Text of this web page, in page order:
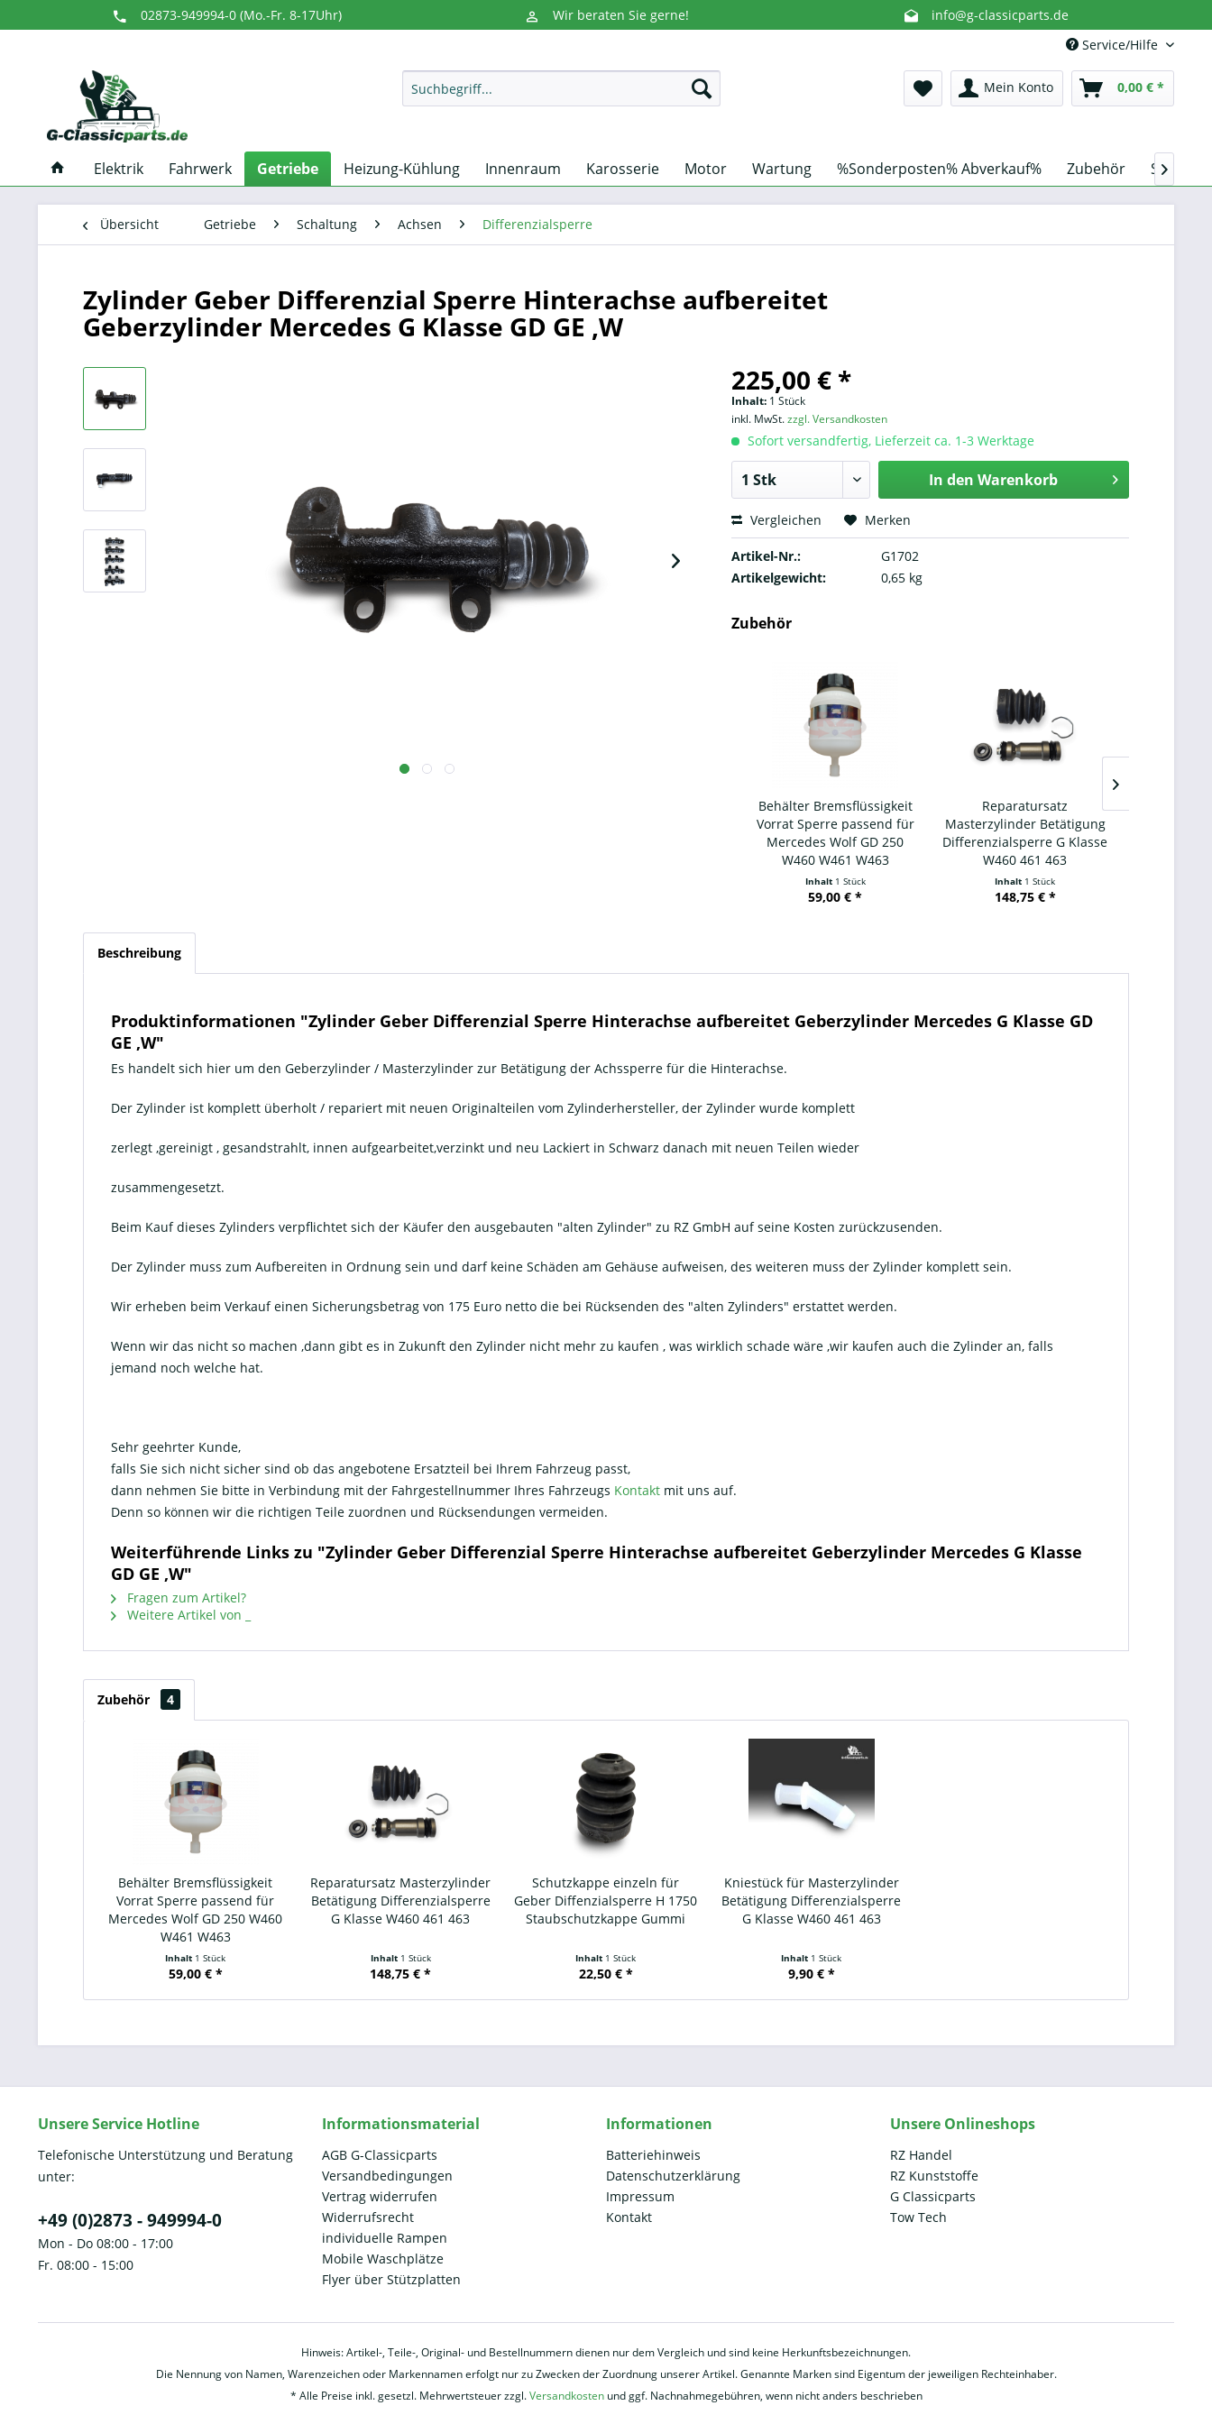
02873-949994-0 (Mo.-Fr. 8-17Uhr) Wir beraten Sie gerne!
info@g-classicparts.de
Service/Hilfe
Mein Konto 0,00 € *
Elektrik Fahrwerk Getriebe Heizung-Kühlung Innenraum Karosserie Motor Wartung %Sonderposten% Abverkauf% Zubehör 
Übersicht Getriebe Schaltung Achsen Differenzialsperre
Zylinder Geber Differenzial Sperre Hinterachse aufbereitet
Geberzylinder Mercedes G Klasse GD GE ,W
225,00 € *
Inhalt: 1 Stück
inkl. MwSt.zzgl. Versandkosten
Sofort versandfertig, Lieferzeit ca. 1-3 Werktage
In den Warenkorb
Vergleichen Merken
Artikel-Nr.:
G1702
Artikelgewicht:
0,65 kg
Zubehör
Behälter Bremsflüssigkeit
Vorrat Sperre passend für
Mercedes Wolf GD 250
W460 W461 W463
Inhalt 1 Stück
59,00 € *
Reparatursatz
Masterzylinder Betätigung
Differenzialsperre G Klasse
W460 461 463
Inhalt 1 Stück
148,75 € *
Beschreibung
Produktinformationen "Zylinder Geber Differenzial Sperre Hinterachse aufbereitet Geberzylinder Mercedes G Klasse GD
GE ,W"
Es handelt sich hier um den Geberzylinder / Masterzylinder zur Betätigung der Achssperre für die Hinterachse.
Der Zylinder ist komplett überholt / repariert mit neuen Originalteilen vom Zylinderhersteller, der Zylinder wurde komplett
zerlegt ,gereinigt , gesandstrahlt, innen aufgearbeitet,verzinkt und neu Lackiert in Schwarz danach mit neuen Teilen wieder
zusammengesetzt.
Beim Kauf dieses Zylinders verpflichtet sich der Käufer den ausgebauten "alten Zylinder" zu RZ GmbH auf seine Kosten zurückzusenden.
Der Zylinder muss zum Aufbereiten in Ordnung sein und darf keine Schäden am Gehäuse aufweisen, des weiteren muss der Zylinder komplett sein.
Wir erheben beim Verkauf einen Sicherungsbetrag von 175 Euro netto die bei Rücksenden des "alten Zylinders" erstattet werden.
Wenn wir das nicht so machen ,dann gibt es in Zukunft den Zylinder nicht mehr zu kaufen , was wirklich schade wäre ,wir kaufen auch die Zylinder an, falls
jemand noch welche hat.
Sehr geehrter Kunde,
falls Sie sich nicht sicher sind ob das angebotene Ersatzteil bei Ihrem Fahrzeug passt,
dann nehmen Sie bitte in Verbindung mit der Fahrgestellnummer Ihres Fahrzeugs Kontakt mit uns auf.
Denn so können wir die richtigen Teile zuordnen und Rücksendungen vermeiden.
Weiterführende Links zu "Zylinder Geber Differenzial Sperre Hinterachse aufbereitet Geberzylinder Mercedes G Klasse
GD GE ,W"
Fragen zum Artikel?
Weitere Artikel von _
Zubehör 4
Behälter Bremsflüssigkeit
Vorrat Sperre passend für
Mercedes Wolf GD 250 W460
W461 W463
Inhalt 1 Stück
59,00 € *
Reparatursatz Masterzylinder
Betätigung Differenzialsperre
G Klasse W460 461 463
Inhalt 1 Stück
148,75 € *
Schutzkappe einzeln für
Geber Diffenzialsperre H 1750
Staubschutzkappe Gummi
Inhalt 1 Stück
22,50 € *
Kniestück für Masterzylinder
Betätigung Differenzialsperre
G Klasse W460 461 463
Inhalt 1 Stück
9,90 € *
Unsere Service Hotline
Telefonische Unterstützung und Beratung
unter:
+49 (0)2873 - 949994-0
Mon - Do 08:00 - 17:00
Fr. 08:00 - 15:00
Informationsmaterial
AGB G-Classicparts
Versandbedingungen
Vertrag widerrufen
Widerrufsrecht
individuelle Rampen
Mobile Waschplätze
Flyer über Stützplatten
Informationen
Batteriehinweis
Datenschutzerklärung
Impressum
Kontakt
Unsere Onlineshops
RZ Handel
RZ Kunststoffe
G Classicparts
Tow Tech
Hinweis: Artikel-, Teile-, Original- und Bestellnummern dienen nur dem Vergleich und sind keine Herkunftsbezeichnungen.
Die Nennung von Namen, Warenzeichen oder Markennamen erfolgt nur zu Zwecken der Zuordnung unserer Artikel. Genannte Marken sind Eigentum der jeweiligen Rechteinhaber.
* Alle Preise inkl. gesetzl. Mehrwertsteuer zzgl.Versandkostenund ggf. Nachnahmegebühren, wenn nicht anders beschrieben